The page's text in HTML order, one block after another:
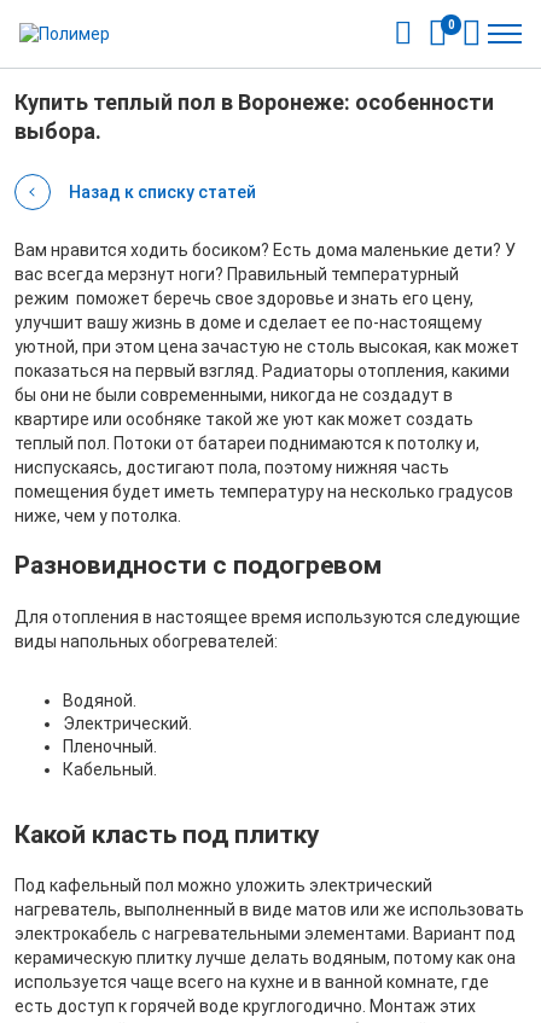
0
Купить теплый пол в Воронеже: особенности
выбора.
Назад к списку статей
Вам нравится ходить босиком? Есть дома маленькие дети? У
вас всегда мерзнут ноги? Правильный температурный
режим поможет беречь свое здоровье и знать его цену,
улучшит вашу жизнь в доме и сделает ее по-настоящему
уютной, при этом цена зачастую не столь высокая, как может
показаться на первый взгляд. Радиаторы отопления, какими
бы они не были современными, никогда не создадут в
квартире или особняке такой же уют как может создать
теплый пол. Потоки от батареи поднимаются к потолку и,
ниспускаясь, достигают пола, поэтому нижняя часть
помещения будет иметь температуру на несколько градусов
ниже, чем у потолка.
Разновидности с подогревом
Для отопления в настоящее время используются следующие
виды напольных обогревателей:
Водяной.
Электрический.
Пленочный.
Кабельный.
Какой класть под плитку
Под кафельный пол можно уложить электрический
нагреватель, выполненный в виде матов или же использовать
электрокабель с нагревательными элементами. Вариант под
керамическую плитку лучше делать водяным, потому как она
используется чаще всего на кухне и в ванной комнате, где
есть доступ к горячей воде круглогодично. Монтаж этих